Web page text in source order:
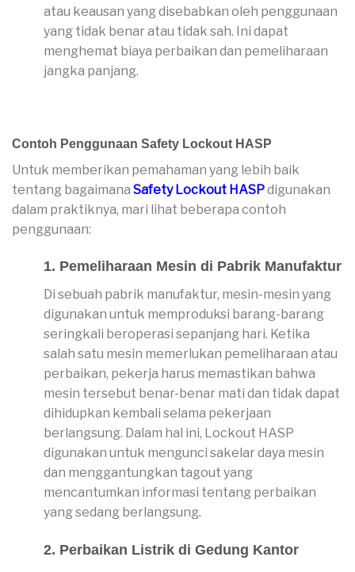
atau keausan yang disebabkan oleh penggunaan
yang tidak benar atau tidak sah. Ini dapat
menghemat biaya perbaikan dan pemeliharaan
jangka panjang.
Contoh Penggunaan Safety Lockout HASP
Untuk memberikan pemahaman yang lebih baik
tentang bagaimana Safety Lockout HASPdigunakan
dalam praktiknya, mari lihat beberapa contoh
penggunaan:
1. Pemeliharaan Mesin di Pabrik Manufaktur
Di sebuah pabrik manufaktur, mesin-mesin yang
digunakan untuk memproduksi barang-barang
seringkali beroperasi sepanjang hari. Ketika
salah satu mesin memerlukan pemeliharaan atau
perbaikan, pekerja harus memastikan bahwa
mesin tersebut benar-benar mati dan tidak dapat
dihidupkan kembali selama pekerjaan
berlangsung. Dalam hal ini, Lockout HASP
digunakan untuk mengunci sakelar daya mesin
dan menggantungkan tagout yang
mencantumkan informasi tentang perbaikan
yang sedang berlangsung.
2. Perbaikan Listrik di Gedung Kantor